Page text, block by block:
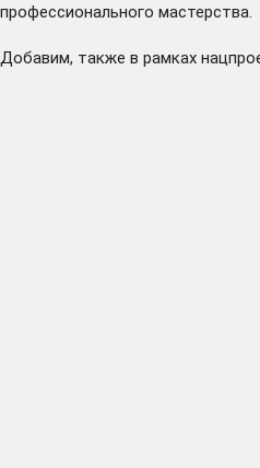
профессионального мастерства.
Добавим, также в рамках